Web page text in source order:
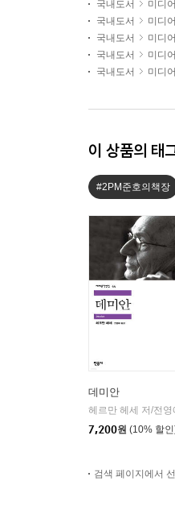
국내도서 미디
국내도서
미디
국내도서
미디
국내도서
미디
국내도서
미디
이 상품의 태
#2PM준호의책장
데미안
7,200원 (10% 할
검색 페이지에서